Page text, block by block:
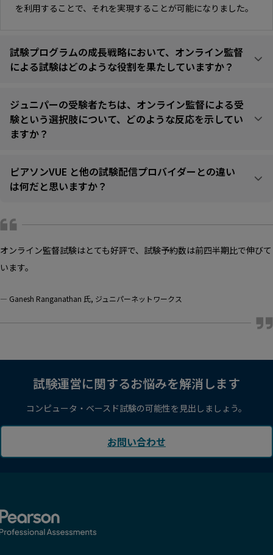
を利用することで、それを実現することが可能になりました。
試験プログラムの成長戦略において、オンライン監督
による試験はどのような役割を果たしていますか？
ジュニパーの受験者たちは、オンライン監督による受
験という選択肢について、どのような反応を示してい
ますか？
ピアソンVUE と他の試験配信プロバイダーとの違い
は何だと思いますか？
オンライン監督試験はとても好評で、試験予約数は前四半期比で伸びて
います。
— Ganesh Ranganathan 氏, ジュニパーネットワークス
試験運営に関するお悩みを解消します
コンピュータ・ベースド試験の可能性を見出しましょう。
お問い合わせ